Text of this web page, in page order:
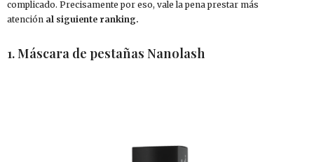
complicado. Precisamente por eso, vale la pena prestar más
atención al siguiente ranking.
1. Máscara de pestañas Nanolash